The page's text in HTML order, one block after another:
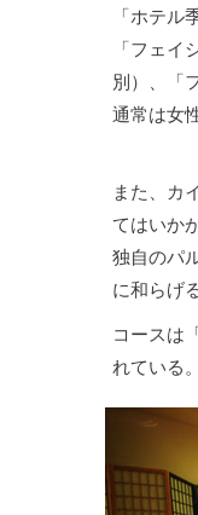
「ホテル
「フェ
別）、「
通常は女
また、カ
てはいか
独自のパ
に和らげ
コースは
れている。